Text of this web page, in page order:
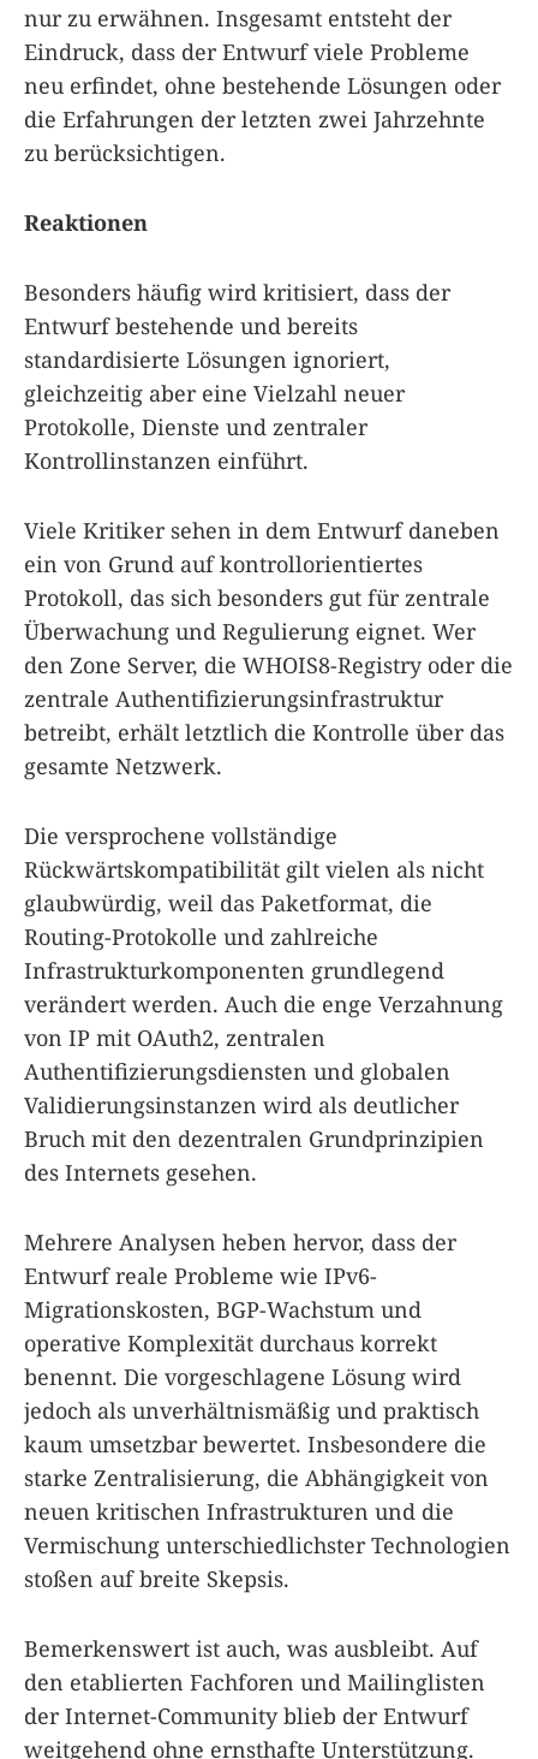
nur zu erwähnen. Insgesamt entsteht der
Eindruck, dass der Entwurf viele Probleme
neu erfindet, ohne bestehende Lösungen oder
die Erfahrungen der letzten zwei Jahrzehnte
zu berücksichtigen.
Reaktionen
Besonders häufig wird kritisiert, dass der
Entwurf bestehende und bereits
standardisierte Lösungen ignoriert,
gleichzeitig aber eine Vielzahl neuer
Protokolle, Dienste und zentraler
Kontrollinstanzen einführt.
Viele Kritiker sehen in dem Entwurf daneben
ein von Grund auf kontrollorientiertes
Protokoll, das sich besonders gut für zentrale
Überwachung und Regulierung eignet. Wer
den Zone Server, die WHOIS8-Registry oder die
zentrale Authentifizierungsinfrastruktur
betreibt, erhält letztlich die Kontrolle über das
gesamte Netzwerk.
Die versprochene vollständige
Rückwärtskompatibilität gilt vielen als nicht
glaubwürdig, weil das Paketformat, die
Routing-Protokolle und zahlreiche
Infrastrukturkomponenten grundlegend
verändert werden. Auch die enge Verzahnung
von IP mit OAuth2, zentralen
Authentifizierungsdiensten und globalen
Validierungsinstanzen wird als deutlicher
Bruch mit den dezentralen Grundprinzipien
des Internets gesehen.
Mehrere Analysen heben hervor, dass der
Entwurf reale Probleme wie IPv6-
Migrationskosten, BGP-Wachstum und
operative Komplexität durchaus korrekt
benennt. Die vorgeschlagene Lösung wird
jedoch als unverhältnismäßig und praktisch
kaum umsetzbar bewertet. Insbesondere die
starke Zentralisierung, die Abhängigkeit von
neuen kritischen Infrastrukturen und die
Vermischung unterschiedlichster Technologien
stoßen auf breite Skepsis.
Bemerkenswert ist auch, was ausbleibt. Auf
den etablierten Fachforen und Mailinglisten
der Internet-Community blieb der Entwurf
weitgehend ohne ernsthafte Unterstützung.